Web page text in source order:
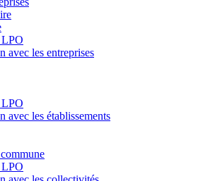
LPO
avec les entreprises
LPO
avec les établissements
LPO